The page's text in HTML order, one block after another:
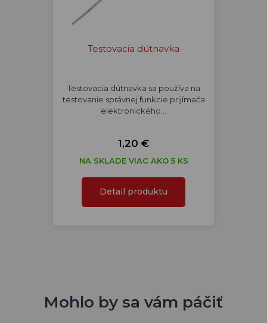
Testovacia dútnavka
Testovacia dútnavka sa používa na
testovanie správnej funkcie prijímača
elektronického…
1,20 €
NA SKLADE VIAC AKO 5 KS
Detail produktu
Mohlo by sa vám páčiť